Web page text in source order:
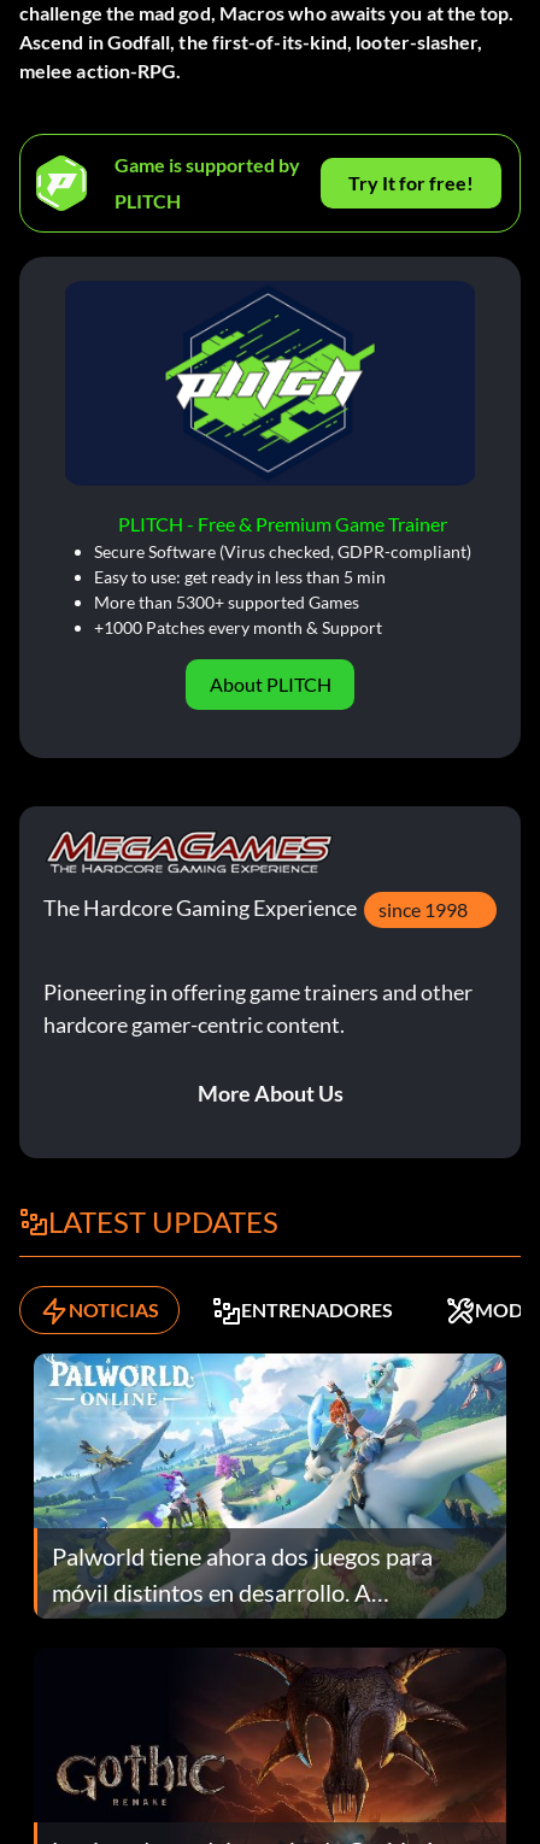
challenge the mad god, Macros who awaits you at the top.
Ascend in Godfall, the first-of-its-kind, looter-slasher,
melee action-RPG.
Game is supported by
PLITCH
Try It for free!
PLITCH - Free & Premium Game Trainer
Secure Software (Virus checked, GDPR-compliant)
Easy to use: get ready in less than 5 min
More than 5300+ supported Games
+1000 Patches every month & Support
About PLITCH
The Hardcore Gaming Experience since 1998
Pioneering in offering game trainers and other
hardcore gamer-centric content.
More About Us
LATEST UPDATES
NOTICIAS ENTRENADORES MODS
Palworld tiene ahora dos juegos para
móvil distintos en desarrollo. A
continuación te explicamos por qué.